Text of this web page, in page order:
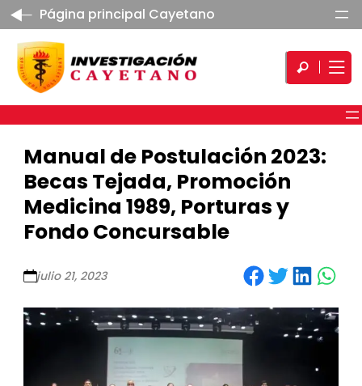
Página principal Cayetano
Manual de Postulación 2023:
Becas Tejada, Promoción
Medicina 1989, Porturas y
Fondo Concursable
julio 21, 2023 Share on Facebook Share on Twitter Share on LinkedIn Share on WhatsApp